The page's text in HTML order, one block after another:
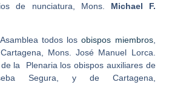
de nunciatura, Mons. Michael F.
todos losobispos miembros,
Mons.José Manuel Lorca.
la Plenaria los obispos auxiliares de
Segura, y de Cartagena,